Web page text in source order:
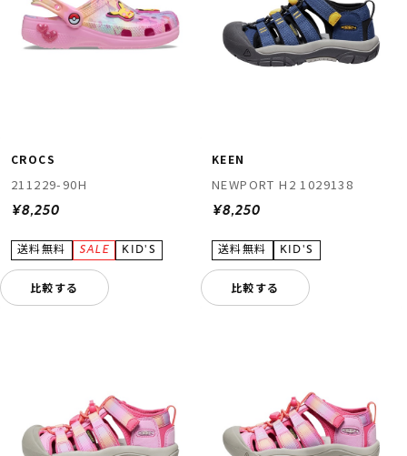
CROCS
211229-90H
¥8,250
比較する
KEEN
NEWPORT H2 1029138
¥8,250
比較する